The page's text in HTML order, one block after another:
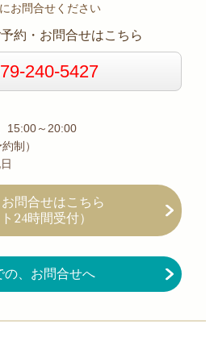
お問合せください
約・お問合せはこちら
240-5427
15:00～20:00
制）
問合せはこちら
ト24時間受付）
、お問合せへ